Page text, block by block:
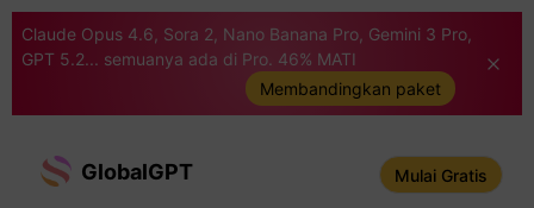
Claude Opus 4.6, Sora 2, Nano Banana Pro, Gemini 3 Pro,
GPT 5.2... semuanya ada di Pro. 46% MATI
Membandingkan paket
GlobalGPT Mulai Gratis